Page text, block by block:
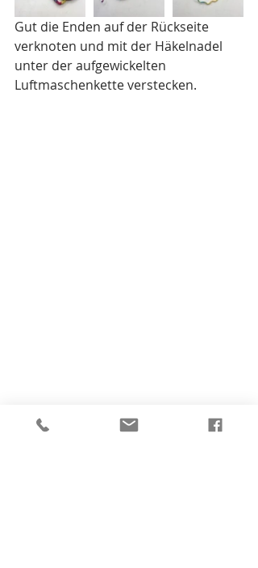
Gut die Enden auf der Rückseite
verknoten und mit der Häkelnadel
unter der aufgewickelten
Luftmaschenkette verstecken.